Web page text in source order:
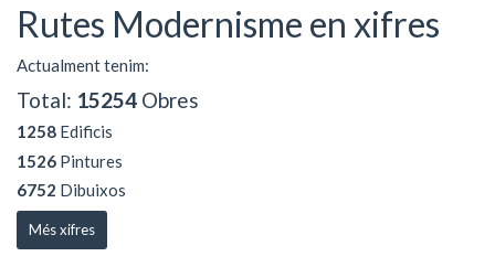
Rutes Modernisme en xifres
Actualment tenim:
Total: 15254 Obres
1258 Edificis
1526 Pintures
6752 Dibuixos
Més xifres